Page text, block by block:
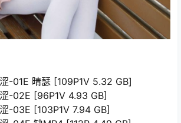
-01E 晴瑟 [109P1V 5.32 GB]
-02E [96P1V 4.93 GB]
-03E [103P1V 7.94 GB]